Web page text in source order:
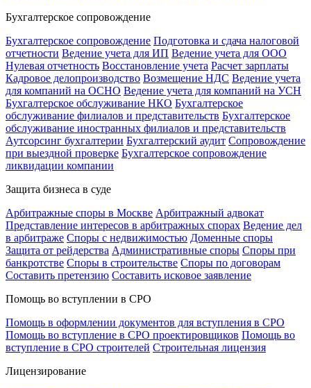
Бухгалтерское сопровождение
Бухгалтерское сопровождение Подготовка и сдача налоговой
отчетности Ведение учета для ИП Ведение учета для ООО
Нулевая отчетность Восстановление учета Расчет зарплаты
Кадровое делопроизводство Возмещение НДС Ведение учета
для компаний на ОСНО Ведение учета для компаний на УСН
Бухгалтерское обслуживание НКО Бухгалтерское
обслуживание филиалов и представительств Бухгалтерское
обслуживание иностранных филиалов и представительств
Аутсорсинг бухгалтерии Бухгалтерский аудит Сопровождение
при выездной проверке Бухгалтерское сопровождение
ликвидации компании
Защита бизнеса в суде
Арбитражные споры в Москве Арбитражный адвокат
Представление интересов в арбитражных спорах Ведение дел
в арбитраже Споры с недвижимостью Доменные споры
Защита от рейдерства Административные споры Споры при
банкротстве Споры в строительстве Споры по договорам
Составить претензию Составить исковое заявление
Помощь во вступлении в СРО
Помощь в оформлении документов для вступления в СРО
Помощь во вступление в СРО проектировщиков Помощь во
вступление в СРО строителей Строительная лицензия
Лицензирование